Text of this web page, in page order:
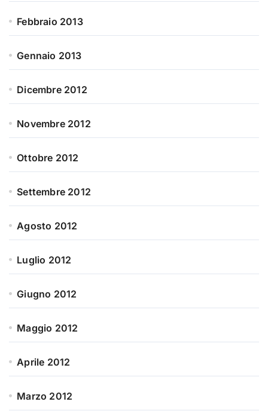
Febbraio 2013
Gennaio 2013
Dicembre 2012
Novembre 2012
Ottobre 2012
Settembre 2012
Agosto 2012
Luglio 2012
Giugno 2012
Maggio 2012
Aprile 2012
Marzo 2012